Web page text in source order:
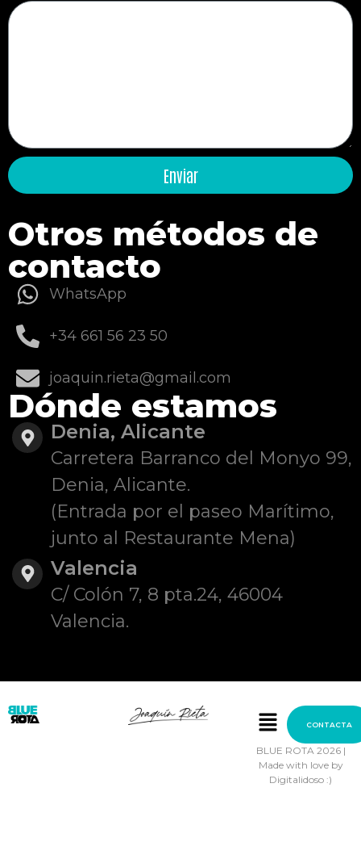
Enviar
Otros métodos de
contacto
WhatsApp
+34 661 56 23 50
joaquin.rieta@gmail.com
Dónde estamos
Denia, Alicante
Carretera Barranco del Monyo 99,
Denia, Alicante.
(Entrada por el paseo Marítimo,
junto al Restaurante Mena)
Valencia
C/ Colón 7, 8 pta.24, 46004
Valencia.
CONTACTA
BLUE ROTA 2026 |
Made with love by
Digitalidoso :)